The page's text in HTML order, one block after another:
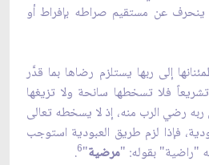
ينحرف عن مستقيم صراطه بإفراط أو
إلى ربها يستلزم رضاها بما قدَّر
فلا تسخطها سانحة ولا تزيغها
رضي الرب منه، إذ لا يسخطه تعالى
فإذا لزم طريق العبودية استوجب
"راضية" بقوله: "مرضية"
6
.